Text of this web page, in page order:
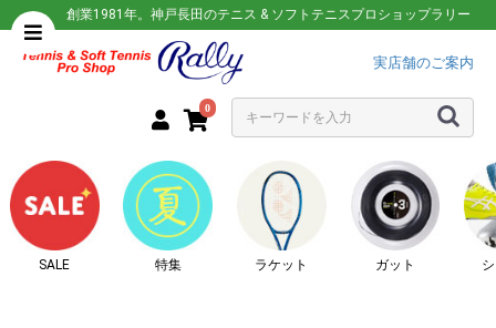
創業1981年。神戸長田のテニス & ソフトテニスプロショップラリー
実店舗のご案内
0
SALE 特集 ラケット ガット